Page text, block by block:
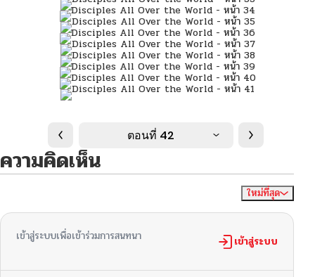
ตอนที่ 42
ความคิดเห็น
ใหม่ที่สุด
เข้าสู่ระบบเพื่อเข้าร่วมการสนทนา เข้าสู่ระบบ